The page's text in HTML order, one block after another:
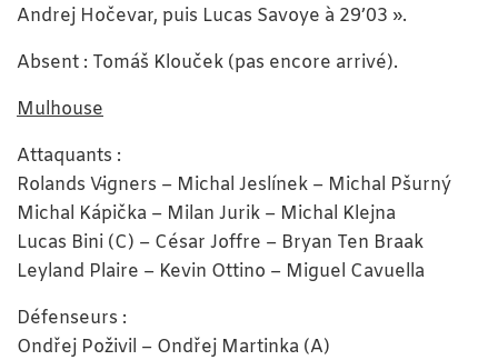
Andrej Hočevar, puis Lucas Savoye à 29’03 ».
Absent : Tomáš Klouček (pas encore arrivé).
Mulhouse
Attaquants :
Rolands Vīgners – Michal Jeslínek – Michal Pšurný
Michal Kápička – Milan Jurik – Michal Klejna
Lucas Bini (C) – César Joffre – Bryan Ten Braak
Leyland Plaire – Kevin Ottino – Miguel Cavuella
Défenseurs :
Ondřej Poživil – Ondřej Martinka (A)